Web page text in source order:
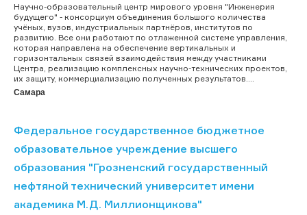
Научно-образовательный центр мирового уровня "Инженерия
будущего" - консорциум объединения большого количества
учёных, вузов, индустриальных партнёров, институтов по
развитию. Все они работают по отлаженной системе управления,
которая направлена на обеспечение вертикальных и
горизонтальных связей взаимодействия между участниками
Центра, реализацию комплексных научно-технических проектов,
их защиту, коммерциализацию полученных результатов....
Самара
Федеральное государственное бюджетное
образовательное учреждение высшего
образования "Грозненский государственный
нефтяной технический университет имени
академика М.Д. Миллионщикова"